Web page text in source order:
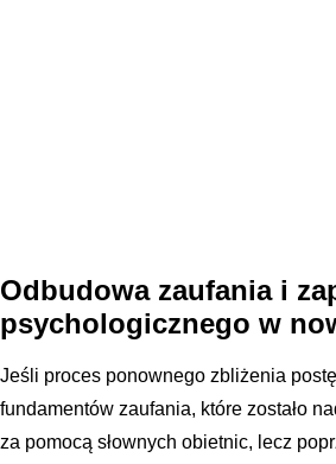
Odbudowa zaufania i
psychologicznego w
Jeśli proces ponownego zbliżenia
fundamentów zaufania, które zostało
za pomocą słownych obietnic, lecz